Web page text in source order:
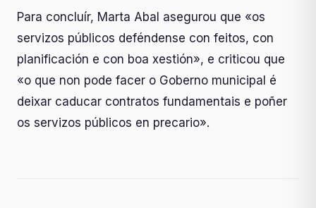
Para concluír, Marta Abal asegurou que «os
servizos públicos deféndense con feitos, con
planificación e con boa xestión», e criticou que
«o que non pode facer o Goberno municipal é
deixar caducar contratos fundamentais e poñer
os servizos públicos en precario».